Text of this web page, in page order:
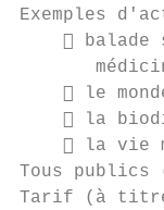
Exemples
 balade
 le
 la
 la vie
Tous publics
Tarif (à